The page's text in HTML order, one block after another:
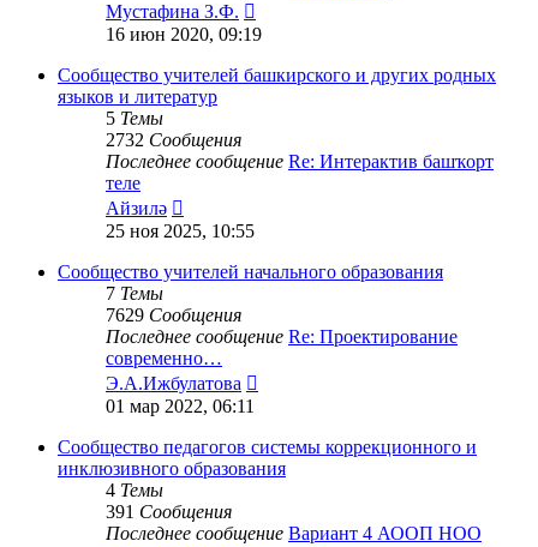
Мустафина З.Ф.
к
сообщению
16 июн 2020, 09:19
Сообщество учителей башкирского и других родных
языков и литератур
5 Темы
2732 Сообщения
Последнее сообщение Re: Интерактив башҡорт
теле
Айзилә
к
последнему
сообщению
25 ноя 2025, 10:55
Сообщество учителей начального образования
7 Темы
7629 Сообщения
Последнее сообщение Re: Проектирование
современно…
Э.А.Ижбулатова
сообщению
01 мар 2022, 06:11
Сообщество педагогов системы коррекционного и
инклюзивного образования
4 Темы
391 Сообщения
Последнее сообщение Вариант 4 АООП НОО